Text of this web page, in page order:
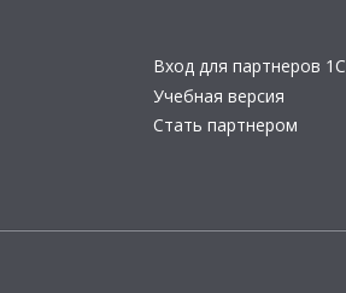
Вход для партнеров 1С
Учебная версия
Стать партнером